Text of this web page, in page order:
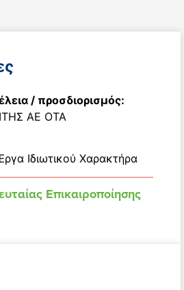
/ προσδιορισμός:
ΑΕ ΟΤΑ
Ιδιωτικού Χαρακτήρα
Επικαιροποίησης